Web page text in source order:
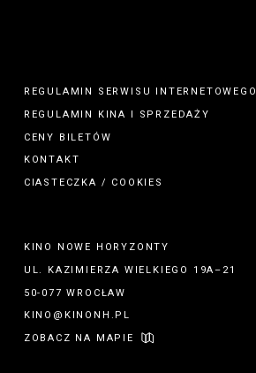
REGULAMIN SERWISU INTERNETOWEGO
REGULAMIN KINA I
SPRZEDAŻY
CENY BILETÓW
KONTAKT
CIASTECZKA / COOKIES
KINO NOWE HORYZONTY
UL. KAZIMIERZA WIELKIEGO 19A–21
50-077 WROCŁAW
KINO@KINONH.PL
ZOBACZ NA MAPIE